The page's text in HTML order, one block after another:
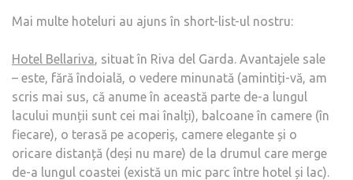
Mai multe hoteluri au ajuns în short-list-ul nostru:
Hotel Bellariva, situat în Riva del Garda. Avantajele sale
– este, fără îndoială, o vedere minunată (amintiți-vă, am
scris mai sus, că anume în această parte de-a lungul
lacului munții sunt cei mai înalți), balcoane în camere (în
fiecare), o terasă pe acoperiș, camere elegante și o
oricare distanță (deși nu mare) de la drumul care merge
de-a lungul coastei (există un mic parc între hotel și lac).